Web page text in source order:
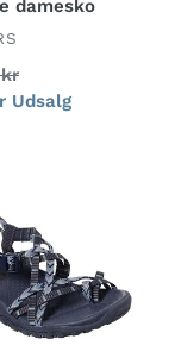
damesko
Udsalg